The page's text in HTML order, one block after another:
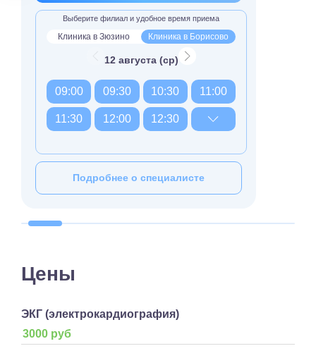
Выберите филиал и удобное время приема
Клиника в Зюзино Клиника в Борисово
12 августа (ср)
09:00 09:30 10:30 11:00
11:30 12:00 12:30
Подробнее о специалисте
Цены
ЭКГ (электрокардиография)
3000 руб